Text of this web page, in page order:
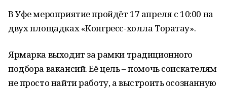
В Уфе мероприятие пройдёт 17 апреля с 10:00 на
двух площадках «Конгресс-холла Торатау».
Ярмарка выходит за рамки традиционного
подбора вакансий. Её цель – помочь соискателям
не просто найти работу, а выстроить осознанную